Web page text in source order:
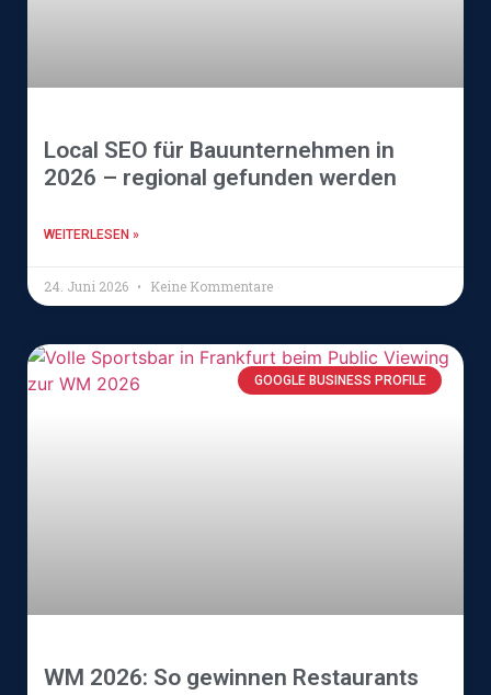
Local SEO für Bauunternehmen in
2026 – regional gefunden werden
WEITERLESEN »
24. Juni 2026 Keine Kommentare
GOOGLE BUSINESS PROFILE
WM 2026: So gewinnen Restaurants